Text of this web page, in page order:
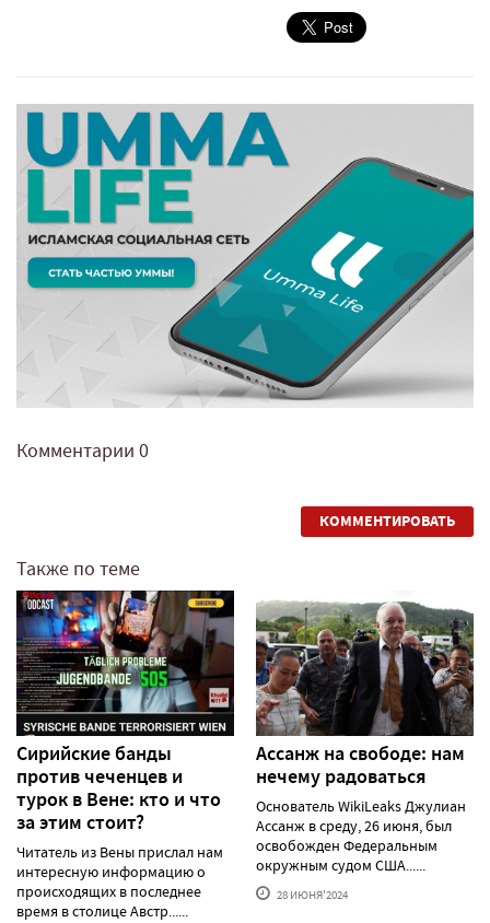
Комментарии 0
КОММЕНТИРОВАТЬ
Также по теме
Сирийские банды
против чеченцев и
турок в Вене: кто и что
за этим стоит?
Читатель из Вены прислал нам
интересную информацию о
происходящих в последнее
время в столице Австр......
Ассанж на свободе: нам
нечему радоваться
Основатель WikiLeaks Джулиан
Ассанж в среду, 26 июня, был
освобожден Федеральным
окружным судом США......
28 ИЮНЯ'2024